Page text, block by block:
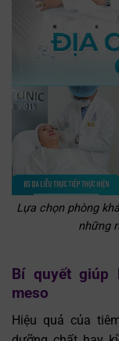
Lựa chọn phòng
những
Bí quyết giúp
meso
Hiệu quả của